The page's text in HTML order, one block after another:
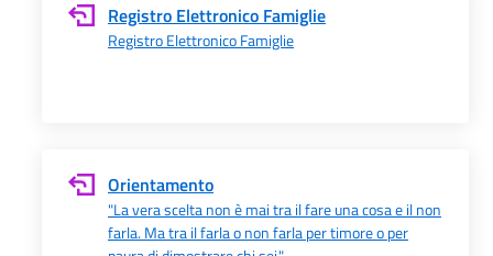
Registro Elettronico Famiglie
Registro Elettronico Famiglie
Orientamento
"La vera scelta non è mai tra il fare una cosa e il non
farla. Ma tra il farla o non farla per timore o per